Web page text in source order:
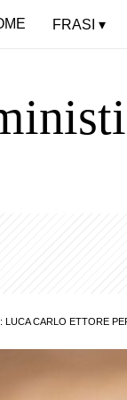
FRASI
LUCA CARLO ETTORE